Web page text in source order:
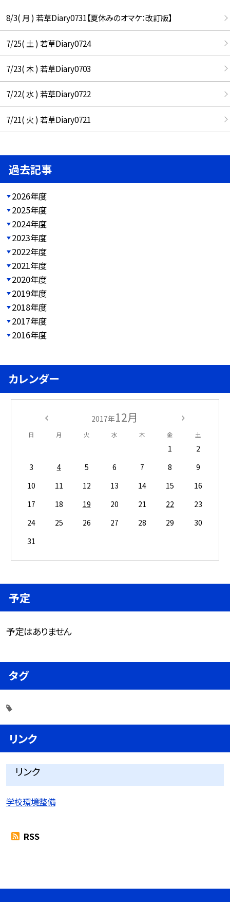
8/3( 月 ) 若草Diary0731【夏休みのオマケ：改訂版】
7/25( 土 ) 若草Diary0724
7/23( 木 ) 若草Diary0703
7/22( 水 ) 若草Diary0722
7/21( 火 ) 若草Diary0721
過去記事
2026年度
2025年度
2024年度
2023年度
2022年度
2021年度
2020年度
2019年度
2018年度
2017年度
2016年度
カレンダー
2017年12月
日 月 火 水 木 金 土
1
2
3
4 5 6 7 8
9
10
11 12 13 14 15
16
17
18 19 20 21 22
23
24
25 26 27 28 29
30
31
予定
予定はありません
タグ
リンク
リンク
学校環境整備
RSS